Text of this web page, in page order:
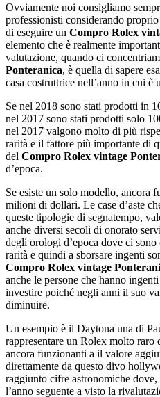
Ovviamente noi consigliamo
professionisti considerando
di eseguire un Compro Rolex
elemento che è realmente
valutazione, quando ci
Ponteranica, è quella di sapere
casa costruttrice nell’anno in cui è
Se nel 2018 sono stati prodotti in
nel 2017 sono stati prodotti solo
nel 2017 valgono molto di più
rarità e il fattore più importante di
del Compro Rolex vintage
d’epoca.
Se esiste un solo modello, ancora
milioni di dollari. Le case d’aste
queste tipologie di segnatempo,
anche diversi secoli di onorato
degli orologi d’epoca dove ci
rarità e quindi a sborsare ingenti
Compro Rolex vintage
anche le persone che hanno
investire poiché negli anni il suo
diminuire.
Un esempio è il Daytona una di
rappresentare un Rolex molto
ancora funzionanti a il valore
direttamente da questo divo
raggiunto cifre astronomiche
l’anno seguente a visto la